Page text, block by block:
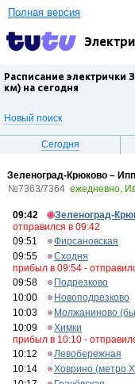
Полная версия
Расписание
км) на сегодня
Новый поиск
Сегодня
Зеленоград-Крюково –
№7363/7364 ежедневно,
09:42
Зеленоград-
отправился в 09:42
09:51
Фирсановская
09:55
Сходня
прибыл в 09:54 -
09:58
Подрезково
10:00
Новоподрезково
10:03
Молжаниново
10:09
Химки
прибыл в 10:10 -
10:12
Левобережная
10:14
Ховрино (метро